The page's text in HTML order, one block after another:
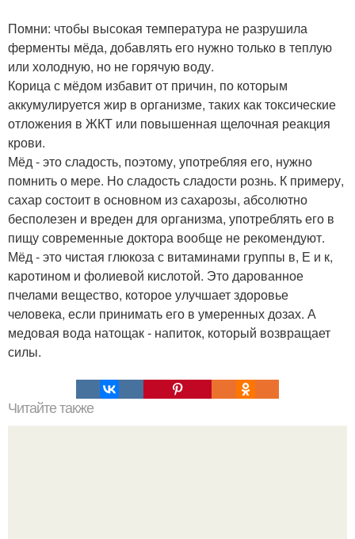
Помни: чтобы высокая температура не разрушила
ферменты мёда, добавлять его нужно только в теплую
или холодную, но не горячую воду.
Корица с мёдом избавит от причин, по которым
аккумулируется жир в организме, таких как токсические
отложения в ЖКТ или повышенная щелочная реакция
крови.
Мёд - это сладость, поэтому, употребляя его, нужно
помнить о мере. Но сладость сладости рознь. К примеру,
сахар состоит в основном из сахарозы, абсолютно
бесполезен и вреден для организма, употреблять его в
пищу современные доктора вообще не рекомендуют.
Мёд - это чистая глюкоза с витаминами группы в, Е и к,
каротином и фолиевой кислотой. Это дарованное
пчелами вещество, которое улучшает здоровье
человека, если принимать его в умеренных дозах. А
медовая вода натощак - напиток, который возвращает
силы.
Читайте также